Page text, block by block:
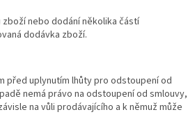
nebo dodání několika částí
dodávka zboží.
před uplynutím lhůty pro odstoupení od
nemá právo na odstoupení od smlouvy,
na vůli prodávajícího a k němuž může